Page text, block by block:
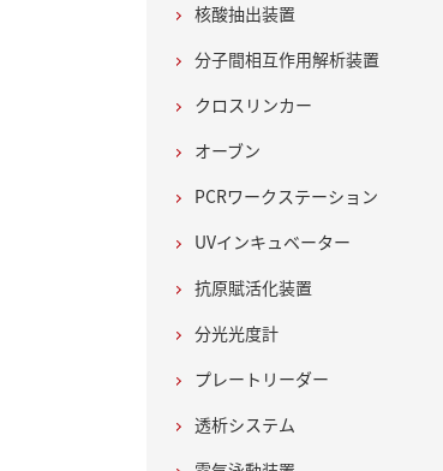
核酸抽出装置
分子間相互作用解析装置
クロスリンカー
オーブン
PCRワークステーション
UVインキュベーター
抗原賦活化装置
分光光度計
プレートリーダー
透析システム